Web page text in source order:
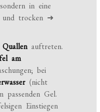
in eine
und trocken ➜
Quallenauftreten.
am
bei
(nicht
passenden Gel.
Einstiegen